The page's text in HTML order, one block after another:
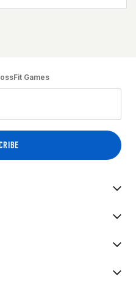
Games